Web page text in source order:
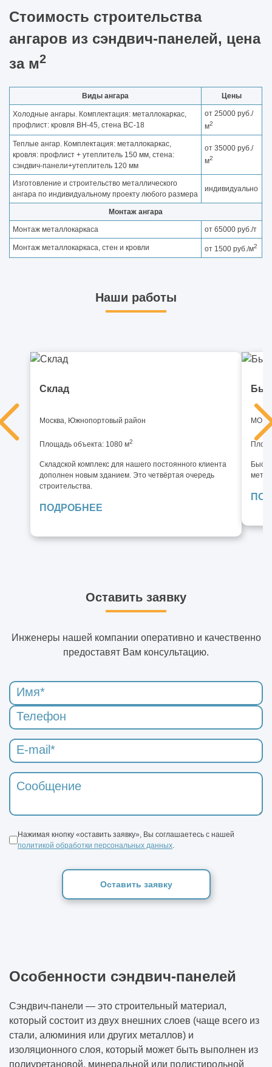
Стоимость строительства
ангаров из сэндвич-панелей, цена
за м2
Виды ангара Цены
Холодные ангары. Комплектация: металлокаркас,
профлист: кровля ВН-45, стена ВС-18
от 25000 руб./
м2
Теплые ангар. Комплектация: металлокаркас,
кровля: профлист + утеплитель 150 мм, стена:
сэндвич-панели+утеплитель 120 мм
от 35000 руб./
м2
Изготовление и строительство металлического
ангара по индивидуальному проекту любого размера
индивидуально
Монтаж ангара
Монтаж металлокаркаса от 65000 руб./т
Монтаж металлокаркаса, стен и кровли от 1500 руб./м2
Наши работы
Склад
Москва, Южнопортовый район
Площадь объекта: 1080 м2
Складской комплекс для нашего постоянного клиента
дополнен новым зданием. Это четвёртая очередь
строительства.
ПОДРОБНЕЕ
МО,
Оставить заявку
Инженеры нашей компании оперативно и качественно
предоставят Вам консультацию.
Нажимая кнопку «оставить заявку», Вы соглашаетесь с нашей
политикой обработки персональных данных
Оставить заявку
Особенности сэндвич-панелей
Сэндвич-панели — это строительный материал,
который состоит из двух внешних слоев (чаще всего из
стали, алюминия или других металлов) и
изоляционного слоя, который может быть выполнен из
полиуретановой, минеральной или полистирольной